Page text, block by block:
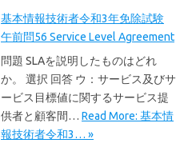
基本情報技術者令和3年免除試験
午前問56 Service Level Agreement
問題 SLAを説明したものはどれ
か。 選択 回答 ウ：サービス及びサ
ービス目標値に関するサービス提
供者と顧客間… Read More: 基本情
報技術者令和3… »